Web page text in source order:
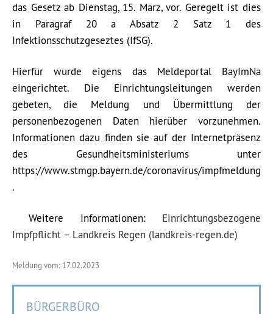
das Gesetz ab Dienstag, 15. März, vor. Geregelt ist dies
in Paragraf 20 a Absatz 2 Satz 1 des
Infektionsschutzgeseztes (IfSG).
Hierfür wurde eigens das Meldeportal BayImNa
eingerichtet. Die Einrichtungsleitungen werden
gebeten, die Meldung und Übermittlung der
personenbezogenen Daten hierüber vorzunehmen.
Informationen dazu finden sie auf der Internetpräsenz
des Gesundheitsministeriums unter
https://www.stmgp.bayern.de/coronavirus/impfmeldung
.
Weitere Informationen: Einrichtungsbezogene
Impfpflicht – Landkreis Regen (landkreis-regen.de)
Meldung vom: 17.02.2023
BÜRGERBÜRO